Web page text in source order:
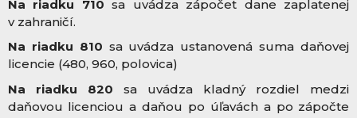
Na riadku 710 sa uvádza zápočet dane zaplatenej
v zahraničí.
Na riadku 810 sa uvádza ustanovená suma daňovej
licencie (480, 960, polovica)
Na riadku 820 sa uvádza kladný rozdiel medzi
daňovou licenciou a daňou po úľavách a po zápočte